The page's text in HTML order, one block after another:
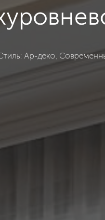
деко, Современный, 300
Ар-деко,